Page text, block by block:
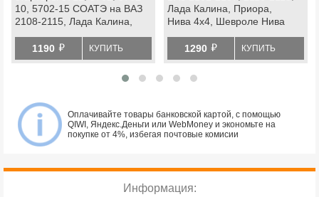
10, 5702-15 СОАТЭ на ВАЗ
2108-2115, Лада Калина,
1190 й КУПИТЬ
Лада Калина, Приора,
Нива 4х4, Шевроле Нива
1290 й КУПИТЬ
Оплачивайте товары банковской картой, с помощью
QIWI, Яндекс.Деньги или WebMoney и экономьте на
покупке от 4%, избегая почтовые комисии
Информация: